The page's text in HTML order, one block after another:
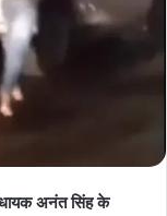
अनंत सिंह के